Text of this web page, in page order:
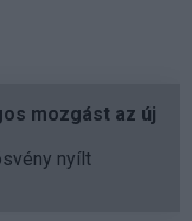
mozgást az új
nyílt